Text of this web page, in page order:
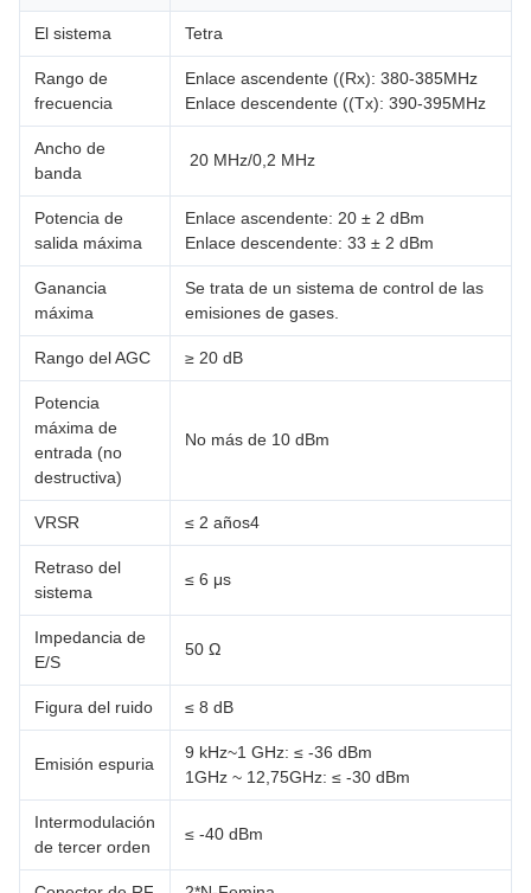
El sistema Tetra
Rango de
frecuencia
Enlace ascendente ((Rx): 380-385MHz
Enlace descendente ((Tx): 390-395MHz
Ancho de
banda
️ 20 MHz/0,2 MHz
Potencia de
salida máxima
Enlace ascendente: 20 ± 2 dBm
Enlace descendente: 33 ± 2 dBm
Ganancia
máxima
Se trata de un sistema de control de las
emisiones de gases.
Rango del AGC ≥ 20 dB
Potencia
máxima de
entrada (no
destructiva)
No más de 10 dBm
VRSR ≤ 2 años4
Retraso del
sistema
≤ 6 μs
Impedancia de
E/S
50 Ω
Figura del ruido ≤ 8 dB
Emisión espuria
9 kHz~1 GHz: ≤ -36 dBm
1GHz ~ 12,75GHz: ≤ -30 dBm
Intermodulación
de tercer orden
≤ -40 dBm